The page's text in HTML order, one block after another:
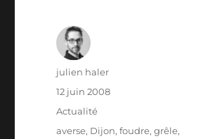
Auteur
julien haler
Publié
12 juin 2008
Catégories
Actualité
Étiquettes
averse, Dijon,foudre,grêle,